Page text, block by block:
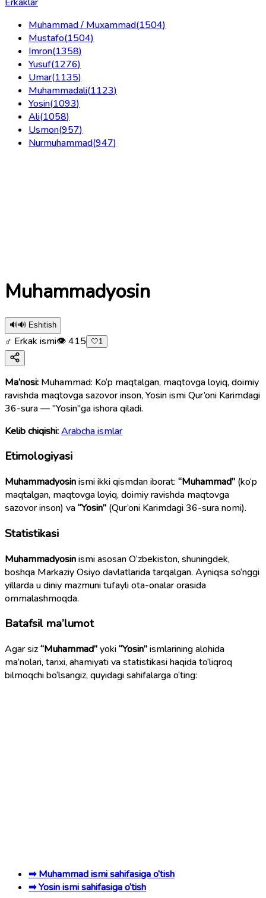
Muhammad / Muxammad(1504)
Mustafo(1504)
Imron(1358)
Yusuf(1276)
Umar(1135)
Muhammadali(1123)
Yosin(1093)
Ali(1058)
Usmon(957)
Nurmuhammad(947)
Muhammadyosin
🔊🔊 Eshitish
♂ Erkak ismi👁415 🤍1
Ma’nosi: Muhammad: Ko‘p maqtalgan, maqtovga loyiq, doimiy
ravishda maqtovga sazovor inson, Yosin ismi Qur’oni Karimdagi
36-sura — "Yosin"ga ishora qiladi.
Kelib chiqishi:Arabcha ismlar
Etimologiyasi
Muhammadyosinismi ikki qismdan iborat: “Muhammad” (ko‘p
maqtalgan, maqtovga loyiq, doimiy ravishda maqtovga
sazovor inson) va“Yosin” (Qur’oni Karimdagi 36-sura nomi).
Statistikasi
Muhammadyosinismi asosan O‘zbekiston, shuningdek,
boshqa Markaziy Osiyo davlatlarida tarqalgan. Ayniqsa so‘nggi
yillarda u diniy mazmuni tufayli ota-onalar orasida
ommalashmoqda.
Batafsil ma’lumot
Agar siz“Muhammad”yoki“Yosin”ismlarining alohida
ma’nolari, tarixi, ahamiyati va statistikasi haqida to‘liqroq
bilmoqchi bo‘lsangiz, quyidagi sahifalarga o‘ting:
➡ Muhammad ismi sahifasiga o‘tish
➡ Yosin ismi sahifasiga o‘tish